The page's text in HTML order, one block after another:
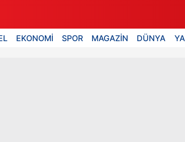
EKONOMİ SPOR MAGAZİN DÜNYA